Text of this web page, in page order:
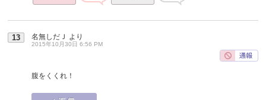
13 名無しだＪ より
2015年10月30日 6:56 PM
腹をくくれ！